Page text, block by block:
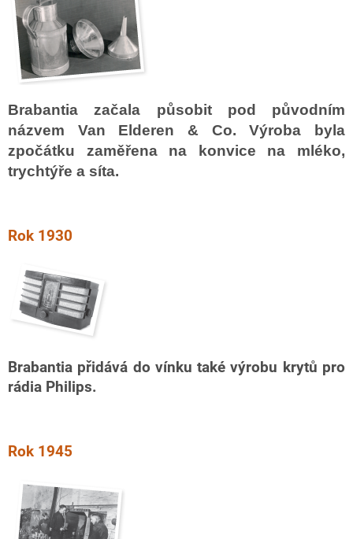
Brabantia začala působit pod původním
názvem Van Elderen & Co. Výroba byla
zpočátku zaměřena na konvice na mléko,
trychtýře a síta.
Rok 1930
Brabantia přidává do vínku také výrobu krytů pro
rádia Philips.
Rok 1945